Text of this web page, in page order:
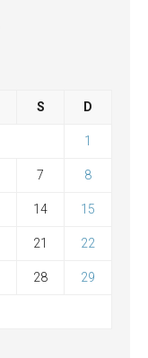
S D
1
7 8
14 15
21 22
28 29